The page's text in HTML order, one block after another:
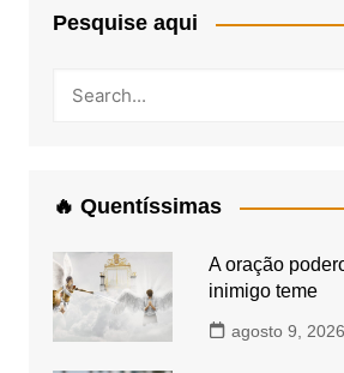
Pesquise aqui
🔥 Quentíssimas
A oração
inimigo teme
agosto 9, 2026